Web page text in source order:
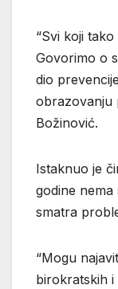
“Svi koji
Govorimo o
dio
obrazovanju
Božinović.
Istaknuo je
godine
smatra
“Mogu
birokratskih